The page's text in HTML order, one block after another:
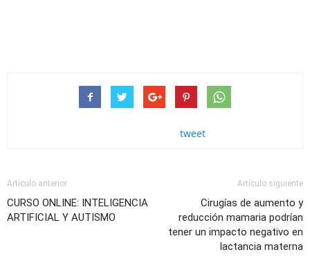
tweet
Artículo anterior
CURSO ONLINE: INTELIGENCIA
ARTIFICIAL Y AUTISMO
Artículo siguiente
Cirugías de aumento y
reducción mamaria podrían
tener un impacto negativo en
lactancia materna